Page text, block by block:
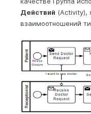
Действий (Activity),
взаимоотношений